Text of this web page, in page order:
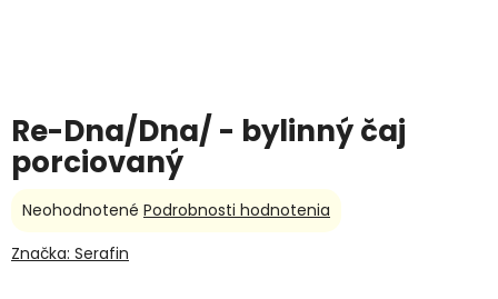
Re-Dna/Dna/ - bylinný čaj
porciovaný
Priemerné
produktu
Neohodnotené Podrobnosti hodnotenia
Značka: Serafin